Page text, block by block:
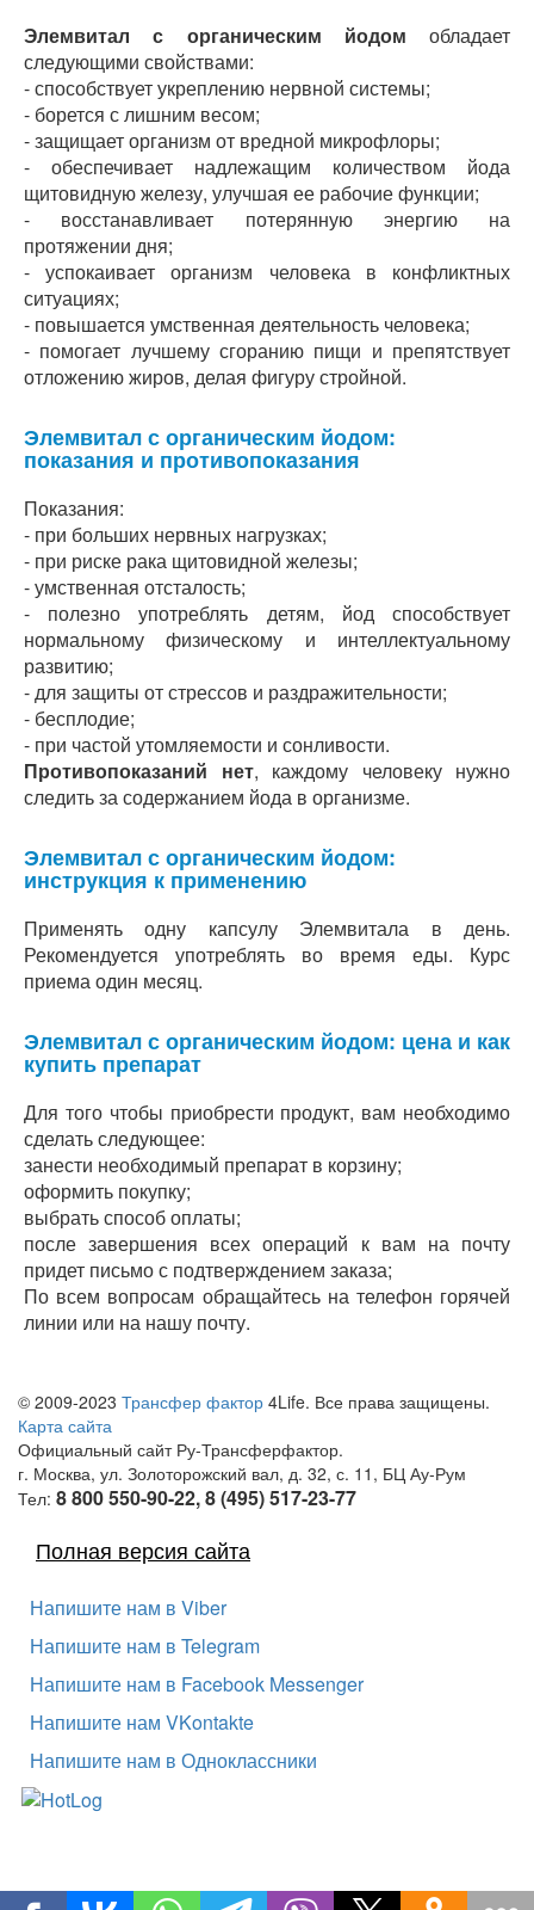
Элемвитал с органическим йодом обладает
следующими свойствами:
- способствует укреплению нервной системы;
- борется с лишним весом;
- защищает организм от вредной микрофлоры;
- обеспечивает надлежащим количеством йода
щитовидную железу, улучшая ее рабочие функции;
- восстанавливает потерянную энергию на
протяжении дня;
- успокаивает организм человека в конфликтных
ситуациях;
- повышается умственная деятельность человека;
- помогает лучшему сгоранию пищи и препятствует
отложению жиров, делая фигуру стройной.
Элемвитал с органическим йодом:
показания и противопоказания
Показания:
- при больших нервных нагрузках;
- при риске рака щитовидной железы;
- умственная отсталость;
- полезно употреблять детям, йод способствует
нормальному физическому и интеллектуальному
развитию;
- для защиты от стрессов и раздражительности;
- бесплодие;
- при частой утомляемости и сонливости.
Противопоказаний нет, каждому человеку нужно
следить за содержанием йода в организме.
Элемвитал с органическим йодом:
инструкция к применению
Применять одну капсулу Элемвитала в день.
Рекомендуется употреблять во время еды. Курс
приема один месяц.
Элемвитал с органическим йодом: цена и как
купить препарат
Для того чтобы приобрести продукт, вам необходимо
сделать следующее:
занести необходимый препарат в корзину;
оформить покупку;
выбрать способ оплаты;
после завершения всех операций к вам на почту
придет письмо с подтверждением заказа;
По всем вопросам обращайтесь на телефон горячей
линии или на нашу почту.
© 2009-2023 Трансфер фактор 4Life. Все права защищены.
Карта сайта
Официальный сайт Ру-Трансферфактор.
г. Москва, ул. Золоторожский вал, д. 32, с. 11, БЦ Ау-Рум
Тел: 8 800 550-90-22, 8 (495) 517-23-77
Полная версия сайта
Напишите нам в Viber
Напишите нам в Telegram
Напишите нам в Facebook Messenger
Напишите нам VKontakte
Напишите нам в Одноклассники